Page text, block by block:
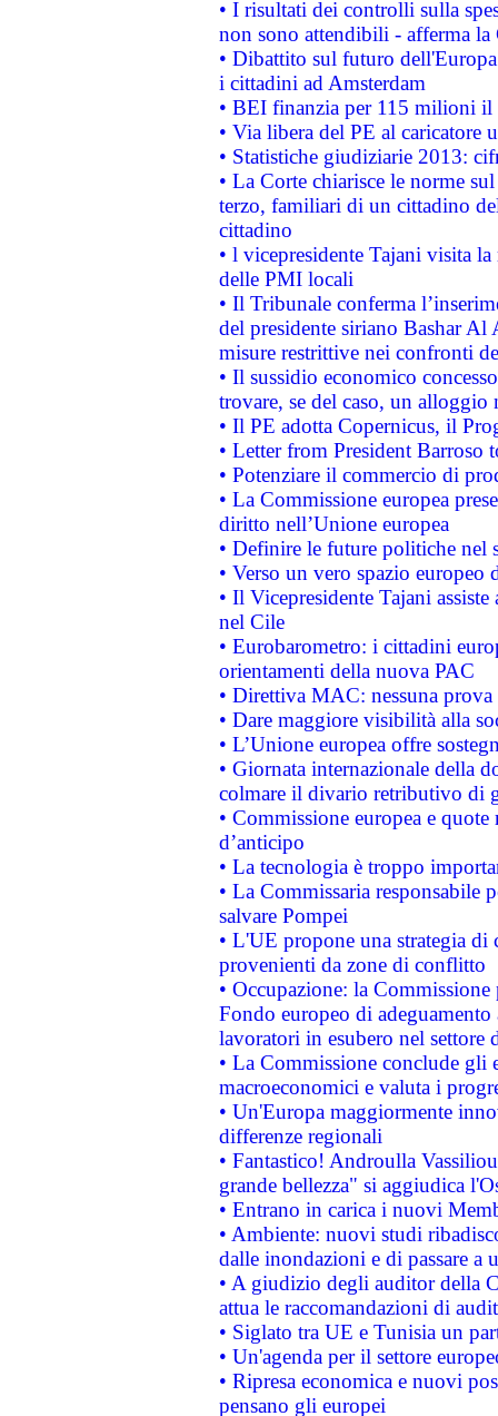
• I risultati dei controlli sulla
non sono attendibili - afferma la
• Dibattito sul futuro
i cittadini ad Amsterdam
• BEI finanzia per 115 milioni
• Via libera del PE al caricatore
• Statistiche giudiziarie 2013:
• La Corte chiarisce le norme
terzo, familiari di un cittadino
cittadino
• l vicepresidente Tajani visita
delle PMI locali
• Il Tribunale conferma
del presidente siriano Bashar Al
misure restrittive nei confronti
• Il sussidio economico
trovare, se del caso, un
• Il PE adotta Copernicus, il
• Letter from President Barroso
• Potenziare il commercio di
• La Commissione europea
diritto nell’Unione europea
• Definire le future politiche nel
• Verso un vero spazio
• Il Vicepresidente Tajani
nel Cile
• Eurobarometro: i cittadini
orientamenti della nuova PAC
• Direttiva MAC: nessuna
• Dare maggiore visibilità alla
• L’Unione europea offre
• Giornata internazionale della
colmare il divario retributivo di
• Commissione europea e
d’anticipo
• La tecnologia è troppo
• La Commissaria responsabile
salvare Pompei
• L'UE propone una strategia
provenienti da zone di conflitto
• Occupazione: la
Fondo europeo di
lavoratori in esubero nel
• La Commissione conclude
macroeconomici e valuta i
• Un'Europa maggiormente
differenze regionali
• Fantastico! Androulla
grande bellezza" si aggiudica
• Entrano in carica i nuovi
• Ambiente: nuovi studi
dalle inondazioni e di passare a
• A giudizio degli auditor della
attua le raccomandazioni di
• Siglato tra UE e Tunisia un
• Un'agenda per il settore
• Ripresa economica e nuovi
pensano gli europei